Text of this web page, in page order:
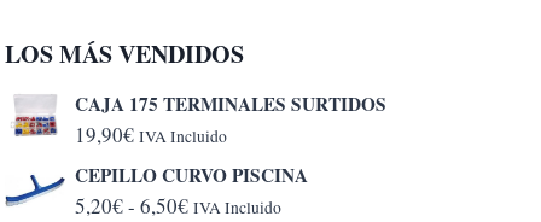
LOS MÁS VENDIDOS
CAJA 175 TERMINALES SURTIDOS
19,90€ IVA Incluido
CEPILLO CURVO PISCINA
5,20€- 6,50€Rango
IVA Incluido